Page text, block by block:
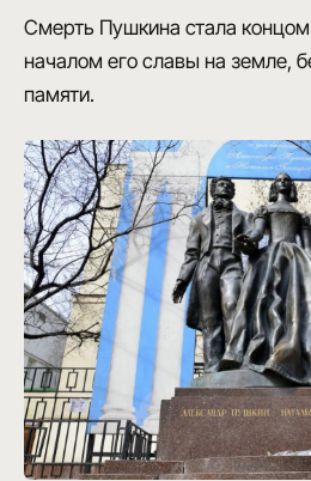
Смерть Пушкина стала
началом его славы на земле,
памяти.